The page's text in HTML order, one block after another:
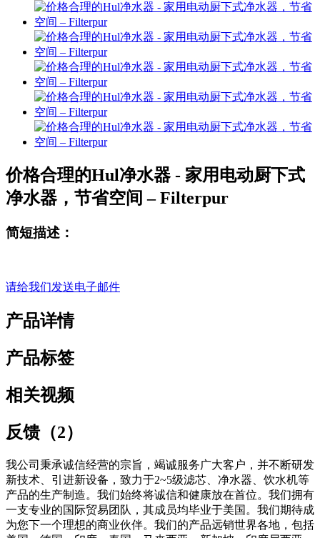
价格合理的Hul净水器 - 家用电动厨下式
净水器，节省空间 – Filterpur
简短描述：
请给我们发送电子邮件
产品详情
产品标签
相关视频
反馈（2）
我公司秉承诚信经营的宗旨，竭诚服务广大客户，并不断研发
新技术、引进新设备，致力于2~5级滤芯、净水器、饮水机等
产品的生产制造。我们始终将诚信和健康放在首位。我们拥有
一支专业的国际贸易团队，其成员均毕业于美国。我们期待成
为您下一个理想的商业伙伴。我们的产品远销世界各地，包括